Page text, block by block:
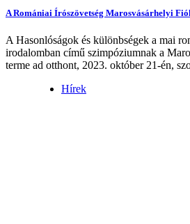
A Romániai Írószövetség Marosvásárhelyi
A Hasonlóságok és különbségek a mai
irodalomban című szimpóziumnak a
terme ad otthont, 2023. október 21-én,
Hírek